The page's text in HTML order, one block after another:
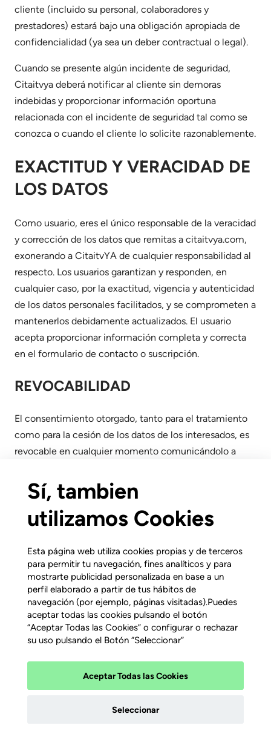
cliente (incluido su personal, colaboradores y
prestadores) estará bajo una obligación apropiada de
confidencialidad (ya sea un deber contractual o legal).
Cuando se presente algún incidente de seguridad,
Citaitvya deberá notificar al cliente sin demoras
indebidas y proporcionar información oportuna
relacionada con el incidente de seguridad tal como se
conozca o cuando el cliente lo solicite razonablemente.
EXACTITUD Y VERACIDAD DE
LOS DATOS
Como usuario, eres el único responsable de la veracidad
y corrección de los datos que remitas a citaitvya.com,
exonerando a CitaitvYA de cualquier responsabilidad al
respecto. Los usuarios garantizan y responden, en
cualquier caso, por la exactitud, vigencia y autenticidad
de los datos personales facilitados, y se comprometen a
mantenerlos debidamente actualizados. El usuario
acepta proporcionar información completa y correcta
en el formulario de contacto o suscripción.
REVOCABILIDAD
El consentimiento otorgado, tanto para el tratamiento
como para la cesión de los datos de los interesados, es
revocable en cualquier momento comunicándolo a
para el ejercicio de los derechos ARCO. Esta revocación
en ningún caso tendrá carácter retroactivo.
CAMBIOS EN LA POLÍTICA DE
PRIVACIDAD
CitaitvYA se reserva el derecho de modificar la
presente política para adaptarla a novedades legislativas
o jurisprudenciales, así como a prácticas de la industria.
En dichos casos, anunciará en esta página los cambios
implementación.
Política de privacidadCondiciones de Contratación
Sí, tambien
utilizamos Cookies
Esta página web utiliza cookies propias y de terceros
para permitir tu navegación, fines analíticos y para
mostrarte publicidad personalizada en base a un
perfil elaborado a partir de tus hábitos de
navegación (por ejemplo, páginas visitadas).Puedes
aceptar todas las cookies pulsando el botón
“Aceptar Todas las Cookies” o configurar o rechazar
su uso pulsando el Botón “Seleccionar”
Aceptar Todas las Cookies
Seleccionar